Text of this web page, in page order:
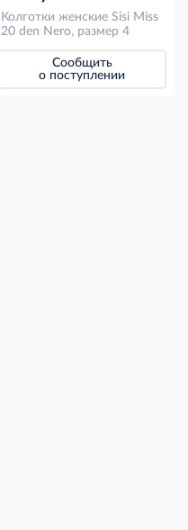
Колготки женские Sisi Miss
20 den Nero, размер 4
Сообщить
о поступлении